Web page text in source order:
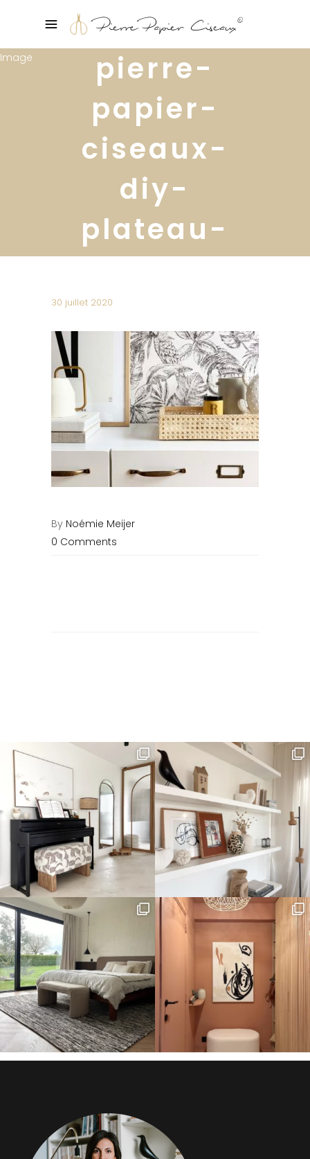
pierre-
papier-
ciseaux-
diy-
plateau-
cannage16
30 juillet 2020
By Noémie Meijer
0 Comments